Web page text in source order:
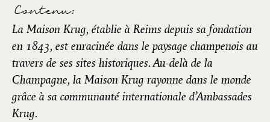
Contenu:
La Maison Krug, établie à Reims depuis sa fondation
en 1843, est enracinée dans le paysage champenois au
travers de ses sites historiques. Au-delà de la
Champagne, la Maison Krug rayonne dans le monde
grâce à sa communauté internationale d’Ambassades
Krug.